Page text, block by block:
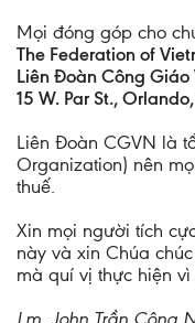
Mọi đóng góp cho
The Federation of
Liên Đoàn Công
15 W. Par St.,
Liên Đoàn CGVN là
Organization) nên
thuế.
Xin mọi người tích
này và xin Chúa
mà quí vị thực hiện
Lm. John Trần Công